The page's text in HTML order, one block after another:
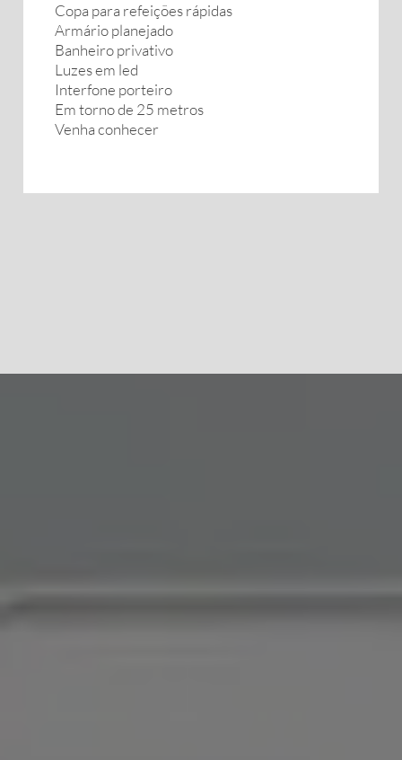
Copa para refeições rápidas
Armário planejado
Banheiro privativo
Luzes em led
Interfone porteiro
Em torno de 25 metros
Venha conhecer